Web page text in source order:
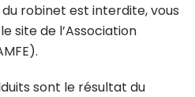
robinet est interdite, vous
site de l’Association
sont le résultat du